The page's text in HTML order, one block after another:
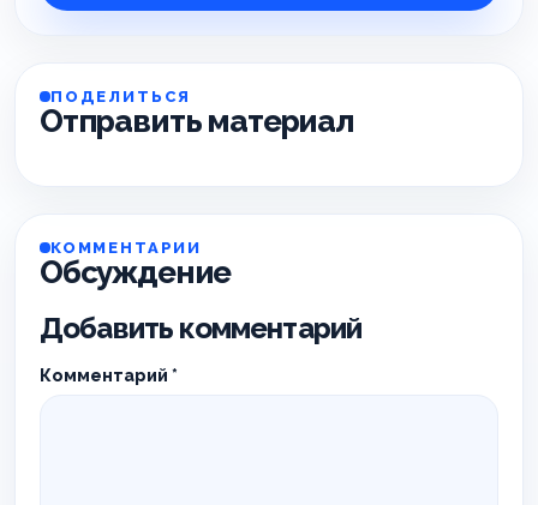
ПОДЕЛИТЬСЯ
Отправить материал
КОММЕНТАРИИ
Обсуждение
Добавить комментарий
Комментарий *